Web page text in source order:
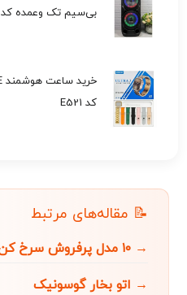
بی‌سیم تک وعمده کد H201
کد E521
📝 مقاله‌های مرتبط
→ ۱۰ مدل پرفروش سرخ کن بدون روغن
→ اتو بخار گوسونیک